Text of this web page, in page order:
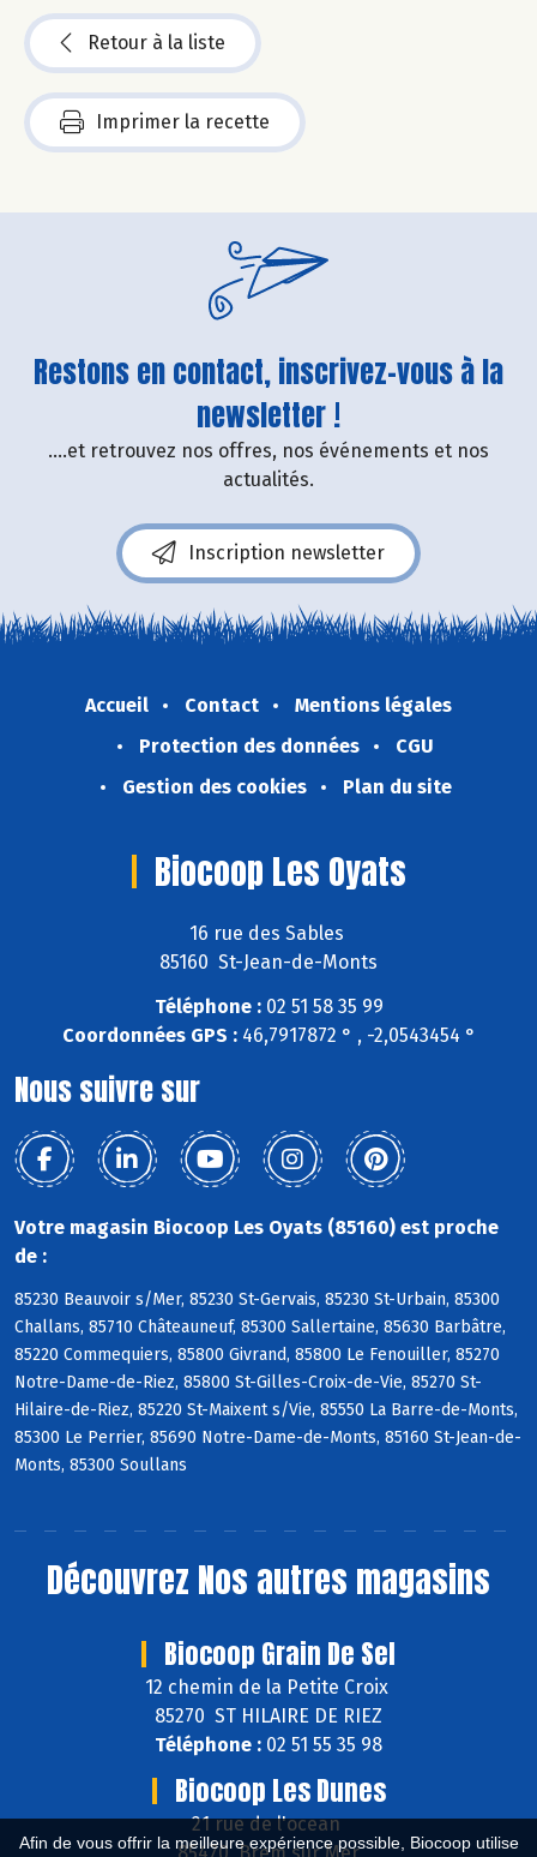
Afin de vous offrir la meilleure expérience possible, Biocoop utilise
Retour à la liste
Imprimer la recette
Restons en contact, inscrivez-vous à la
newsletter !
....et retrouvez nos offres, nos événements et nos
actualités.
Inscription newsletter
Accueil Contact
Mentions légales
Protection des données
CGU
Gestion des cookies
Plan du site
Biocoop Les Oyats
16 rue des Sables
85160 St-Jean-de-Monts
Téléphone :02 51 58 35 99
Coordonnées GPS :46,7917872 ° , -2,0543454 °
Nous suivre sur
Votre magasin Biocoop Les Oyats (85160) est proche
de :
85230 Beauvoir s/Mer, 85230 St-Gervais, 85230 St-Urbain, 85300
Challans, 85710 Châteauneuf, 85300 Sallertaine, 85630 Barbâtre,
85220 Commequiers, 85800 Givrand, 85800 Le Fenouiller, 85270
Notre-Dame-de-Riez, 85800 St-Gilles-Croix-de-Vie, 85270 St-
Hilaire-de-Riez, 85220 St-Maixent s/Vie, 85550 La Barre-de-Monts,
85300 Le Perrier, 85690 Notre-Dame-de-Monts, 85160 St-Jean-de-
Monts, 85300 Soullans
Découvrez Nos autres magasins
Biocoop Grain De Sel
12 chemin de la Petite Croix
85270 ST HILAIRE DE RIEZ
Téléphone : 02 51 55 35 98
Biocoop Les Dunes
21 rue de l'ocean